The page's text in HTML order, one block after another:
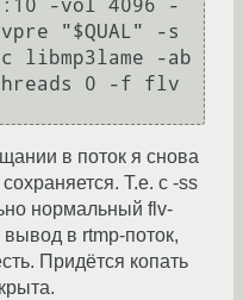
-vol 4096 -
"$QUAL" -s
libmp3lame -ab
0 -f flv
в поток я снова
Т.е. с -ss
нормальный flv-
в rtmp-поток,
Придётся копать